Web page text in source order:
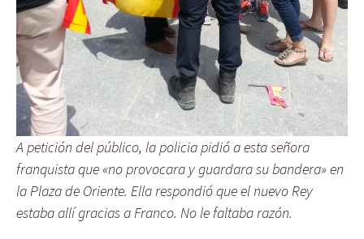
A petición del público, la policia pidió a esta señora
franquista que «no provocara y guardara su bandera» en
la Plaza de Oriente. Ella respondió que el nuevo Rey
estaba allí gracias a Franco. No le faltaba razón.